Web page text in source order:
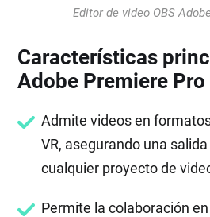
Editor de video OBS
Características
Adobe Premiere Pro
Admite videos en
VR, asegurando una
cualquier proyecto de
Permite la colaboración